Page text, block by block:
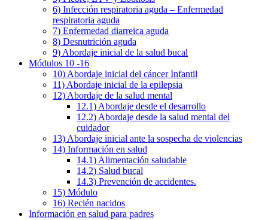
6) Infección respiratoria aguda – Enfermedad
respiratoria aguda
7) Enfermedad diarreica aguda
8) Desnutrición aguda
9) Abordaje inicial de la salud bucal
Módulos 10 -16
10) Abordaje inicial del cáncer Infantil
11) Abordaje inicial de la epilepsia
12) Abordaje de la salud mental
12.1) Abordaje desde el desarrollo
12.2) Abordaje desde la salud mental del
cuidador
13) Abordaje inicial ante la sospecha de violencias
14) Información en salud
14.1) Alimentación saludable
14.2) Salud bucal
14.3) Prevención de accidentes.
15) Módulo
16) Recién nacidos
Información en salud para padres